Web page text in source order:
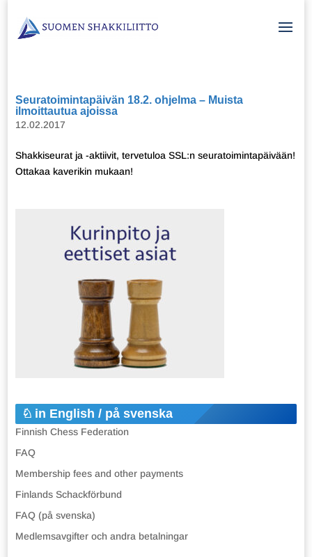
Seuratoimintapäivän 18.2. ohjelma – Muista
ilmoittautua ajoissa
12.02.2017
Shakkiseurat ja -aktiivit, tervetuloa SSL:n seuratoimintapäivään!
Ottakaa kaverikin mukaan!
in English / på svenska
Finnish Chess Federation
FAQ
Membership fees and other payments
Finlands Schackförbund
FAQ (på svenska)
Medlemsavgifter och andra betalningar